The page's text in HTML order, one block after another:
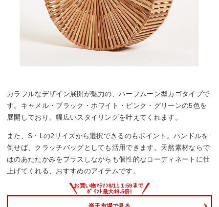
カラフルなデザイン展開が魅力の、ハーフムーン型カゴタイプで
す。キャメル・ブラック・ホワイト・ピンク・グリーンの5色を
展開しており、幅広いスタイリングを叶えてくれます。
また、S・Lの2サイズから選択できるのもポイント。ハンドルを
倒せば、クラッチバッグとしても活用できます。天然素材ならで
はのあたたかみをプラスしながらも個性的なコーディネートに仕
上げてくれる、おすすめのアイテムです。